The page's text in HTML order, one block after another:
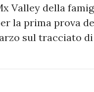
Valley della
la prima prova
sul tracciato